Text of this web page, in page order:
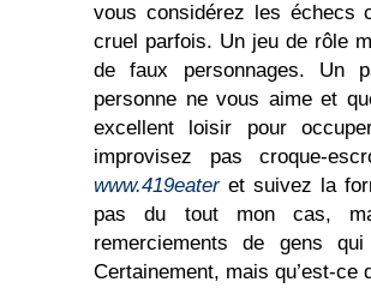
vous considérez les échecs
cruel parfois. Un jeu de rôle
de faux personnages. Un
personne ne vous aime et
excellent loisir pour
improvisez pas croque-
www.419eateret suivez la
pas du tout mon cas,
remerciements de gens
Certainement, mais qu’est-ce